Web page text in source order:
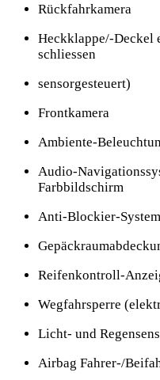
Rückfahrkamera
Heckklappe/-Deckel
schliessen
sensorgesteuert)
Frontkamera
Ambiente-
Audio-
Farbbildschirm
Anti-Blockier-
Reifenkontroll-
Wegfahrsperre
Licht- und
Airbag Fahrer-/